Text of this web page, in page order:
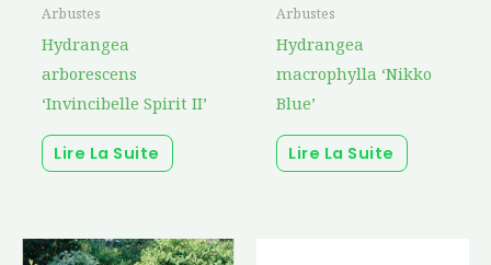
Arbustes
Hydrangea
arborescens
‘Invincibelle Spirit II’
Lire La Suite
Arbustes
Hydrangea
macrophylla ‘Nikko
Blue’
Lire La Suite